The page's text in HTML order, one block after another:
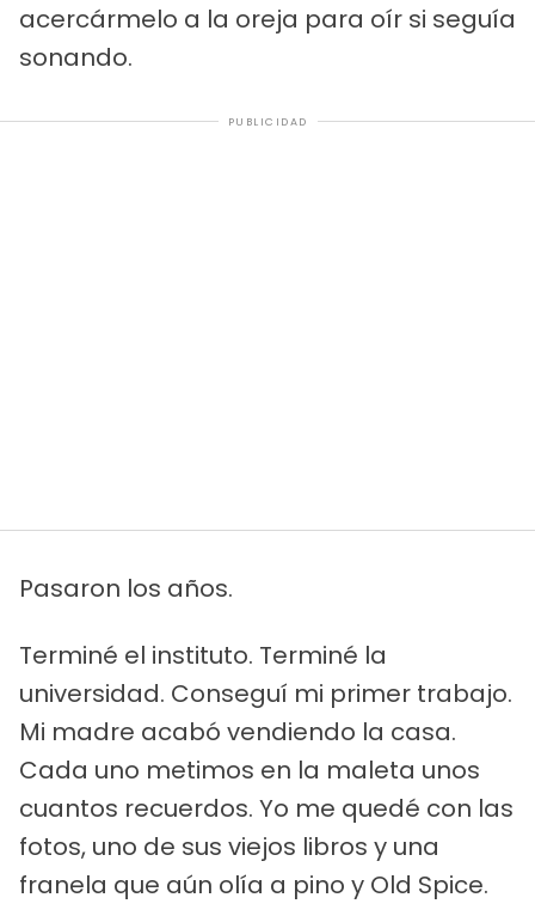
acercármelo a la oreja para oír si seguía
sonando.
PUBLICIDAD
Pasaron los años.
Terminé el instituto. Terminé la
universidad. Conseguí mi primer trabajo.
Mi madre acabó vendiendo la casa.
Cada uno metimos en la maleta unos
cuantos recuerdos. Yo me quedé con las
fotos, uno de sus viejos libros y una
franela que aún olía a pino y Old Spice.